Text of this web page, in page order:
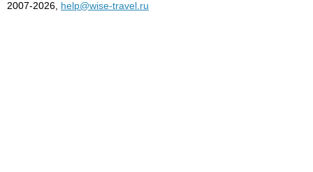
2007-2026, help@wise-travel.ru